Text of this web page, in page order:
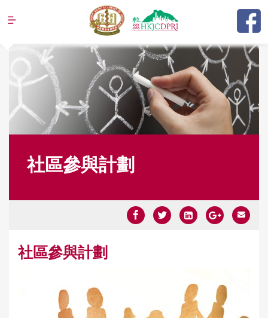
Jump to navigation
社區參與計劃
社區參與計劃